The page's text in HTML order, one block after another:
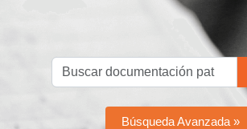
Búsqueda Avanzada »